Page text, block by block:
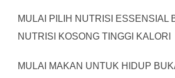
MULAI PILIH NUTRISI ESSENSIAL
NUTRISI KOSONG TINGGI KALORI
MULAI MAKAN UNTUK HIDUP